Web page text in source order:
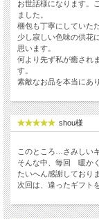
お世話様になります。
ました。
梱包も丁寧にしていた
少し寂しい色味の供花
思います。
何より先ず私が癒され
す。
素敵なお品を本当にあ
shou様
このところ…さみしい
そんな中、毎回 暖か
たいへん感謝しており
次回は、違ったギフト